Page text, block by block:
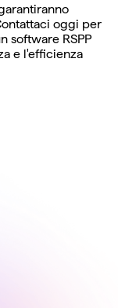
oggi per
software RSPP
e l'efficienza